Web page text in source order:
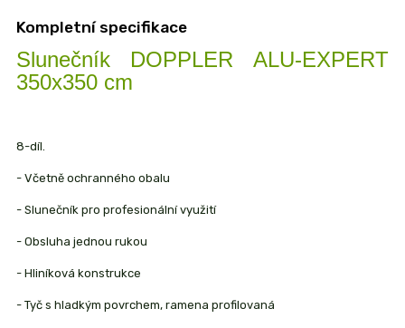
Kompletní specifikace
Slunečník DOPPLER ALU-EXPERT
350x350 cm
8-díl.
- Včetně ochranného obalu
- Slunečník pro profesionální využití
- Obsluha jednou rukou
- Hliníková konstrukce
- Tyč s hladkým povrchem, ramena profilovaná